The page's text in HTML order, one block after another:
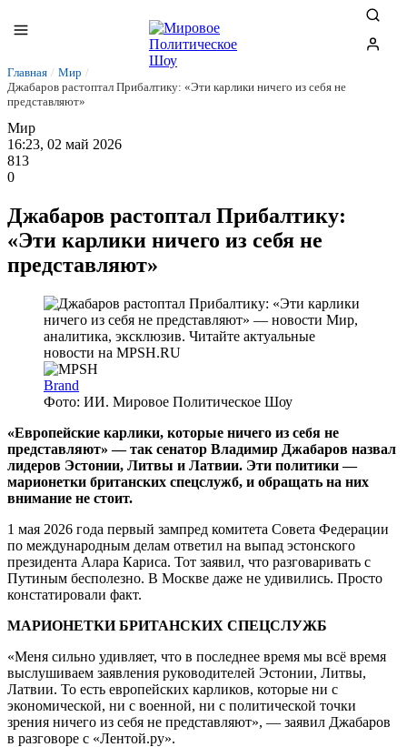
Главная / Мир /
Джабаров растоптал Прибалтику: «Эти карлики ничего из себя не
представляют»
Мир
16:23, 02 май 2026
813
0
Джабаров растоптал Прибалтику:
«Эти карлики ничего из себя не
представляют»
Brand
Фото: ИИ. Мировое Политическое Шоу
«Европейские карлики, которые ничего из себя не
представляют» — так сенатор Владимир Джабаров назвал
лидеров Эстонии, Литвы и Латвии. Эти политики —
марионетки британских спецслужб, и обращать на них
внимание не стоит.
1 мая 2026 года первый зампред комитета Совета Федерации
по международным делам ответил на выпад эстонского
президента Алара Кариса. Тот заявил, что разговаривать с
Путиным бесполезно. В Москве даже не удивились. Просто
констатировали факт.
МАРИОНЕТКИ БРИТАНСКИХ СПЕЦСЛУЖБ
«Меня сильно удивляет, что в последнее время мы всё время
выслушиваем заявления руководителей Эстонии, Литвы,
Латвии. То есть европейских карликов, которые ни с
экономической, ни с военной, ни с политической точки
зрения ничего из себя не представляют», — заявил Джабаров
в разговоре с «Лентой.ру».